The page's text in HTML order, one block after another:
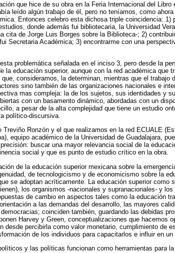
que hice de su obra en la Feria Internacional del Libro
leído algún trabajo de él, pero no teníamos, como
Entonces celebro esta dichosa triple coincidencia: 1)
donde además fui bibliotecaria, la Universidad
cita de Jorge Luis Borges sobre la Biblioteca-; 2)
Secretaria Académica; 3) encontrarme con una
problemática señalada en el inciso 3, pero desde la
la educación superior, aunque con la red académica que
consideramos, la determinan, mientras que el trabajo
sino también de las organizaciones nacionales e
mas compleja: la de los sujetos, sus identidades y
con un basamento dinámico, abordadas con un
a pesar de la alta complejidad que tiene un estudio
político-discursiva.
Treviño Ronzón y el que realizamos en la red ECUALE
equipo académico de la Universidad de Guadalajara,
buscar una mayor relevancia social de la
social y que es punto de estudio crítico en la obra.
de la educación superior mexicana sobre la
de tecnologicismo y de economicismo sobre la
se adoptan acríticamente. La educación superior como
los organismos -nacionales y supranacionales- y
de cambio en aspectos tales como la educación
a las demandas del desarrollo, las mayores
coinciden también, guardando las debidas
Harvey y Green, conceptualizaciones que hacemos
desde percibirla como valor monetario, cumplimiento de
de los individuos para capacitarlos e influir en
y las políticas funcionan como herramientas para